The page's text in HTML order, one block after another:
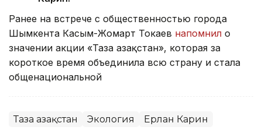
Ранее на встрече с общественностью города
Шымкента Касым-Жомарт Токаев напомнил о
значении акции «Таза Қазақстан», которая за
короткое время объединила всю страну и стала
общенациональной
Таза Қазақстан Экология Ерлан Карин